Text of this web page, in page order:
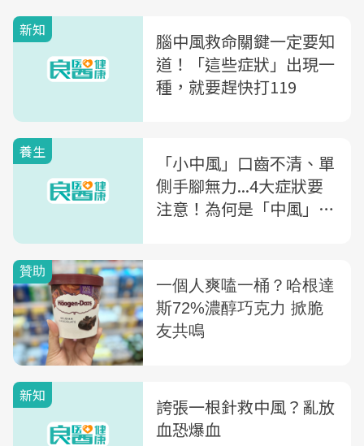
新知
腦中風救命關鍵一定要知
道！「這些症狀」出現一
種，就要趕快打119
養生
「小中風」口齒不清、單
側手腳無力...4大症狀要
注意！為何是「中風」前
新知
誇張一根針救中風？亂放
血恐爆血